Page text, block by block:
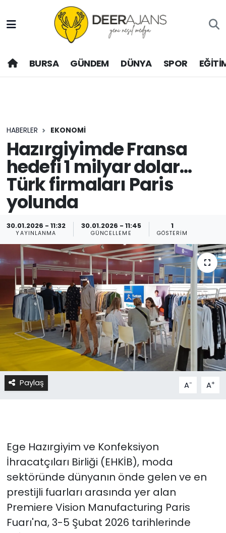
BURSA GÜNDEM DÜNYA SPOR
HABERLER EKONOMİ
Hazırgiyimde Fransa
hedefi 1 milyar dolar...
Türk firmaları Paris
yolunda
30.01.2026 - 11:32
YAYINLANMA
30.01.2026 - 11:45
GÜNCELLEME
1
GÖSTERIM
Paylaş A- A+
Ege Hazırgiyim ve Konfeksiyon
İhracatçıları Birliği (EHKİB), moda
sektöründe dünyanın önde gelen ve en
prestijli fuarları arasında yer alan
Premiere Vision Manufacturing Paris
Fuarı'na, 3-5 Şubat 2026 tarihlerinde
Hava Durumu
Trafik Durumu
Son Dakika Haberleri
Haber Arşivi